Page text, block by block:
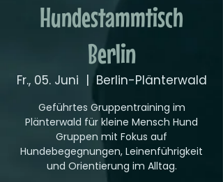
Hundestammtisch
Berlin
Fr., 05. Juni
  |
Berlin-Plänterwald
Geführtes Gruppentraining im
Plänterwald für kleine Mensch Hund
Gruppen mit Fokus auf
Hundebegegnungen, Leinenführigkeit
und Orientierung im Alltag.